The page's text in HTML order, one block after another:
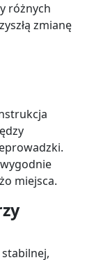
różnych
zmianę
miejsca.